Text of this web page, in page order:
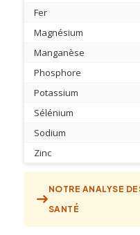
Fer
Magnésium
Manganèse
Phosphore
Potassium
Sélénium
Sodium
Zinc
NOTRE ANALYSE
SANTÉ